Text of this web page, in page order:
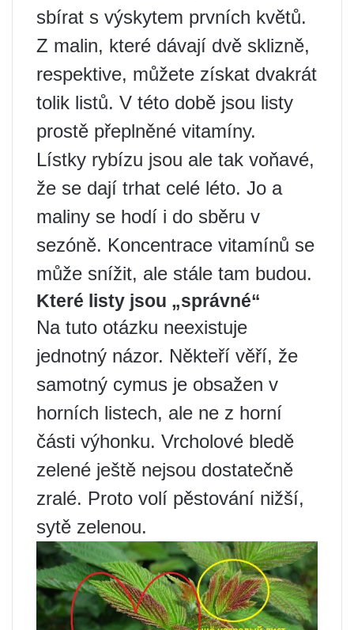
sbírat s výskytem prvních květů.
Z malin, které dávají dvě sklizně,
respektive, můžete získat dvakrát
tolik listů. V této době jsou listy
prostě přeplněné vitamíny.
Lístky rybízu jsou ale tak voňavé,
že se dají trhat celé léto. Jo a
maliny se hodí i do sběru v
sezóně. Koncentrace vitamínů se
může snížit, ale stále tam budou.
Které listy jsou „správné“
Na tuto otázku neexistuje
jednotný názor. Někteří věří, že
samotný cymus je obsažen v
horních listech, ale ne z horní
části výhonku. Vrcholové bledě
zelené ještě nejsou dostatečně
zralé. Proto volí pěstování nižší,
sytě zelenou.